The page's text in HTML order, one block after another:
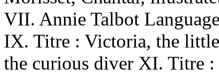
VII. Annie Talbot
IX. Titre : Victoria, the
the curious diver XI. Titre